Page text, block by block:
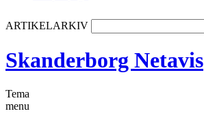
ARTIKELARKIV
Skanderborg Netavis
Tema
menu